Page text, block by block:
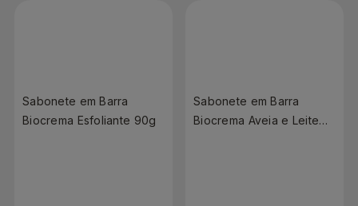
Sabonete em Barra
Biocrema Esfoliante 90g
Sabonete em Barra
Biocrema Aveia e Leite